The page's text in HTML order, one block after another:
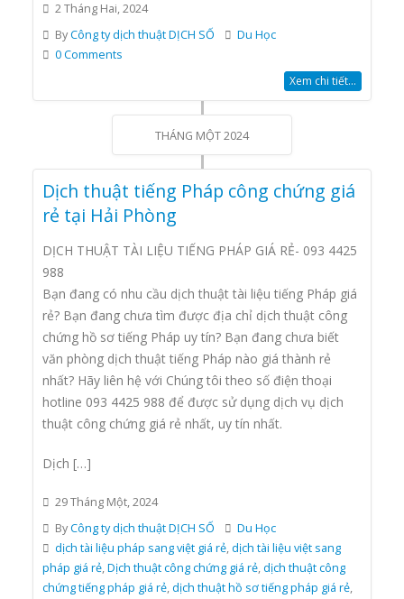
2 Tháng Hai, 2024
ByCông ty dịch thuật DỊCH SỐ
Du Học
0 Comments
Xem chi tiết...
THÁNG MỘT 2024
Dịch thuật tiếng Pháp công chứng giá
rẻ tại Hải Phòng
DỊCH THUẬT TÀI LIỆU TIẾNG PHÁP GIÁ RẺ- 093 4425
988
Bạn đang có nhu cầu dịch thuật tài liệu tiếng Pháp giá
rẻ? Bạn đang chưa tìm được địa chỉ dịch thuật công
chứng hồ sơ tiếng Pháp uy tín? Bạn đang chưa biết
văn phòng dịch thuật tiếng Pháp nào giá thành rẻ
nhất? Hãy liên hệ với Chúng tôi theo số điện thoại
hotline 093 4425 988 để được sử dụng dịch vụ dịch
thuật công chứng giá rẻ nhất, uy tín nhất.
Dịch […]
29 Tháng Một, 2024
ByCông ty dịch thuật DỊCH SỐ
Du Học
dịch tài liệu pháp sang việt giá rẻ,dịch tài liệu việt sang
pháp giá rẻ,Dịch thuật công chứng giá rẻ,dịch thuật công
chứng tiếng pháp giá rẻ,dịch thuật hồ sơ tiếng pháp giá rẻ,